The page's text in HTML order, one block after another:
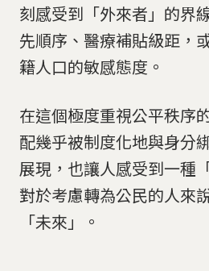
刻感受到「外來者」的界
先順序、醫療補貼級距，
籍人口的敏感態度。
在這個極度重視公平秩序
配幾乎被制度化地與身分
展現，也讓人感受到一種
對於考慮轉為公民的人來
「未來」。